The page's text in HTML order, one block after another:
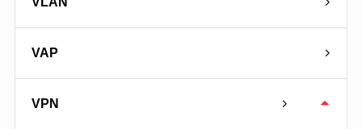
VAP
VPN